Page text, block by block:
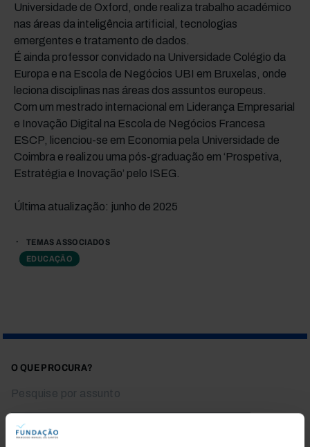
Universidade de Oxford, onde realiza trabalho académico
nas áreas da inteligência artificial, tecnologias
emergentes e tratamento de dados.
É ainda professor convidado na Universidade Colégio da
Europa e na Escola de Negócios UBI em Bruxelas, onde
leciona disciplinas nas áreas dos assuntos europeus.
Com um mestrado internacional em Liderança Empresarial
e Inovação Digital na Escola de Negócios Francesa
ESCP, licenciou-se em Economia pela Universidade de
Coimbra e realizou uma pós-graduação em ‘Prospetiva,
Estratégia e Inovação’ pelo ISEG.
Última atualização: junho de 2025
TEMAS ASSOCIADOS
EDUCAÇÃO
O QUE PROCURA?